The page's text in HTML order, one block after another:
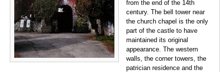
from the end of the 14th
century. The bell tower near
the church chapel is the only
part of the castle to have
maintained its original
appearance. The western
walls, the corner towers, the
patrician residence and the